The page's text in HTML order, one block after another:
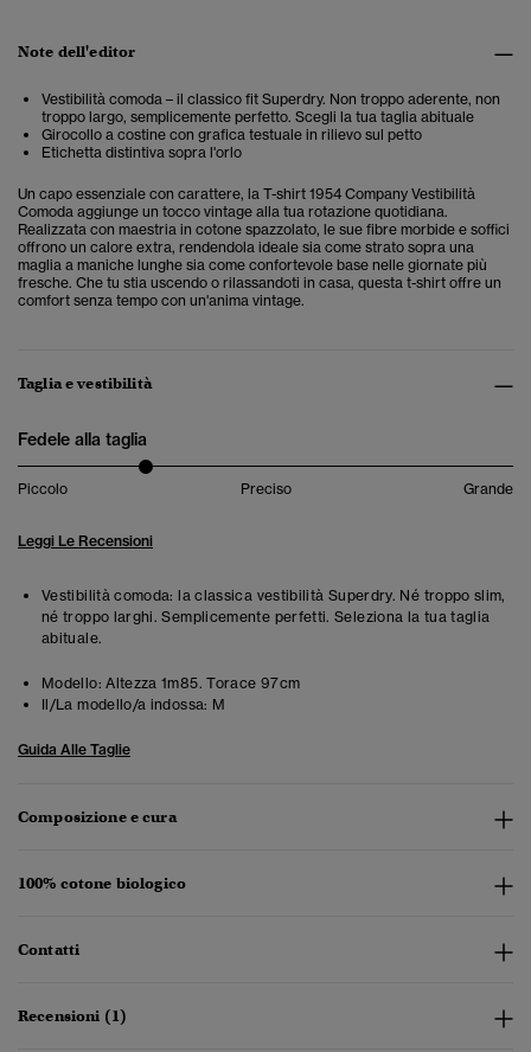
Note dell'editor
Vestibilità comoda – il classico fit Superdry. Non troppo aderente, non
troppo largo, semplicemente perfetto. Scegli la tua taglia abituale
Girocollo a costine con grafica testuale in rilievo sul petto
Etichetta distintiva sopra l'orlo
Un capo essenziale con carattere, la T-shirt 1954 Company Vestibilità
Comoda aggiunge un tocco vintage alla tua rotazione quotidiana.
Realizzata con maestria in cotone spazzolato, le sue fibre morbide e soffici
offrono un calore extra, rendendola ideale sia come strato sopra una
maglia a maniche lunghe sia come confortevole base nelle giornate più
fresche. Che tu stia uscendo o rilassandoti in casa, questa t-shirt offre un
comfort senza tempo con un'anima vintage.
Taglia e vestibilità
Fedele alla taglia
Piccolo Preciso Grande
Leggi Le Recensioni
Vestibilità comoda: la classica vestibilità Superdry. Né troppo slim,
né troppo larghi. Semplicemente perfetti. Seleziona la tua taglia
abituale.
Modello: Altezza 1m85. Torace 97cm
Il/La modello/a indossa: M
Guida Alle Taglie
Composizione e cura
100% cotone biologico
Contatti
Recensioni (1)